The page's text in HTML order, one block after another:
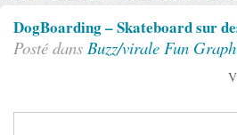
DogBoarding – Skateboard sur
Posté dans Buzz/virale Fun